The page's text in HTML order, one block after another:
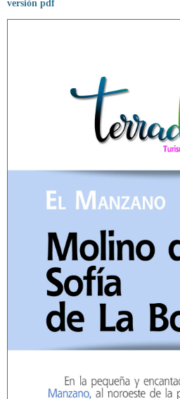
versión pdf